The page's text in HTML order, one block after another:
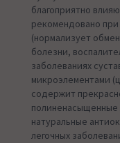
благоприятно
рекомендовано
(нормализует
болезни,
заболеваниях
микроэлементами
содержит
натуральные
легочных